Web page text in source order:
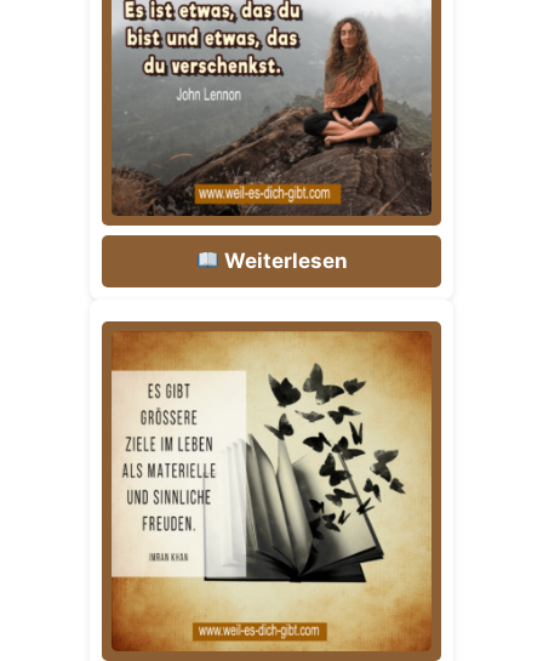
Weiterlesen